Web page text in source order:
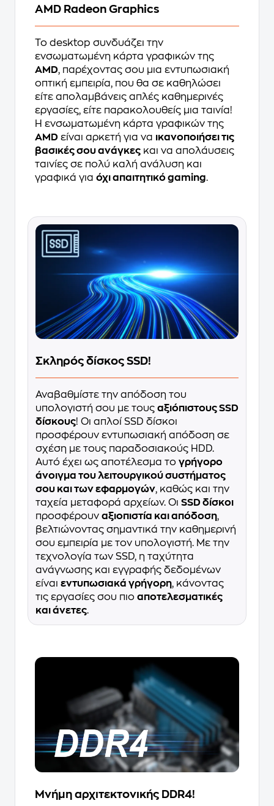
AMD Radeon Graphics
Το desktop συνδυάζει την
ενσωματωμένη κάρτα γραφικών της
AMD, παρέχοντας σου μια εντυπωσιακή
οπτική εμπειρία, που θα σε καθηλώσει
είτε απολαμβάνεις απλές καθημερινές
εργασίες, είτε παρακολουθείς μια ταινία!
Η ενσωματωμένη κάρτα γραφικών της
AMD είναι αρκετή για να ικανοποιήσει τις
βασικές σου ανάγκες και να απολάυσεις
ταινίες σε πολύ καλή ανάλυση και
γραφικά για όχι απαιτητικό gaming.
Σκληρός δίσκος SSD!
Αναβαθμίστε την απόδοση του
υπολογιστή σου με τους αξιόπιστους SSD
δίσκους! Οι απλοί SSD δίσκοι
προσφέρουν εντυπωσιακή απόδοση σε
σχέση με τους παραδοσιακούς HDD.
Αυτό έχει ως αποτέλεσμα το γρήγορο
άνοιγμα του λειτουργικού συστήματος
σου και των εφαρμογών, καθώς και την
ταχεία μεταφορά αρχείων. Οι SSD δίσκοι
προσφέρουν αξιοπιστία και απόδοση,
βελτιώνοντας σημαντικά την καθημερινή
σου εμπειρία με τον υπολογιστή. Με την
τεχνολογία των SSD, η ταχύτητα
ανάγνωσης και εγγραφής δεδομένων
είναι εντυπωσιακά γρήγορη, κάνοντας
τις εργασίες σου πιο αποτελεσματικές
και άνετες.
Μνήμη αρχιτεκτονικής DDR4!